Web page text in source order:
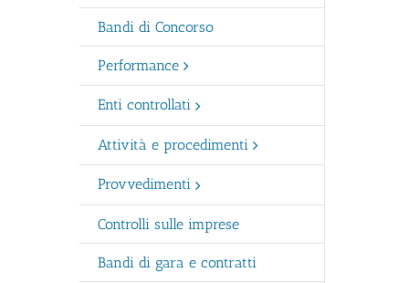
Bandi di Concorso
Performance
Enti controllati
Attività e procedimenti
Provvedimenti
Controlli sulle imprese
Bandi di gara e contratti